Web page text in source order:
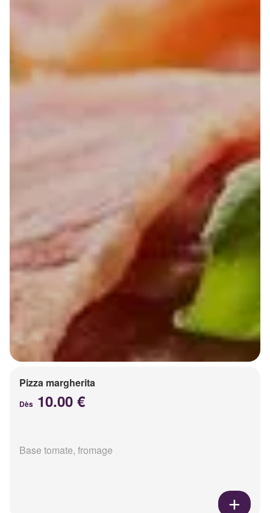
Pizza margherita
Dès 10.00 €
Base tomate, fromage